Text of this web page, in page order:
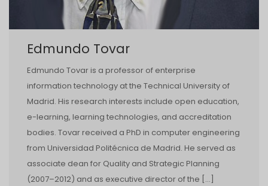
Edmundo Tovar
Edmundo Tovar is a professor of enterprise
information technology at the Technical University of
Madrid. His research interests include open education,
e-learning, learning technologies, and accreditation
bodies. Tovar received a PhD in computer engineering
from Universidad Politécnica de Madrid. He served as
associate dean for Quality and Strategic Planning
(2007–2012) and as executive director of the […]